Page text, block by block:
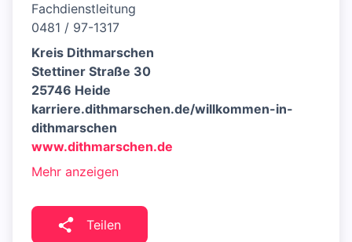
Fachdienstleitung
0481 / 97-1317
Kreis Dithmarschen
Stettiner Straße 30
25746 Heide
karriere.dithmarschen.de/willkommen-in-
dithmarschen
www.dithmarschen.de
Mehr anzeigen
Teilen